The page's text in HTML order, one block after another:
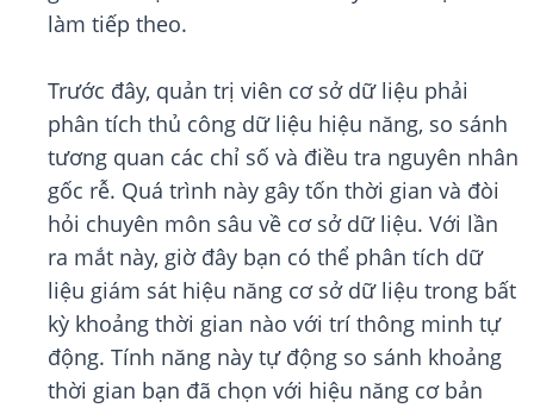
làm tiếp theo.
Trước đây, quản trị viên cơ sở dữ liệu phải
phân tích thủ công dữ liệu hiệu năng, so sánh
tương quan các chỉ số và điều tra nguyên nhân
gốc rễ. Quá trình này gây tốn thời gian và đòi
hỏi chuyên môn sâu về cơ sở dữ liệu. Với lần
ra mắt này, giờ đây bạn có thể phân tích dữ
liệu giám sát hiệu năng cơ sở dữ liệu trong bất
kỳ khoảng thời gian nào với trí thông minh tự
động. Tính năng này tự động so sánh khoảng
thời gian bạn đã chọn với hiệu năng cơ bản